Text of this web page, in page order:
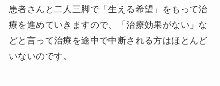
患者さんと二人三脚で「生える希望」をもって治
療を進めていきますので、「治療効果がない」な
どと言って治療を途中で中断される方はほとんど
いないのです。